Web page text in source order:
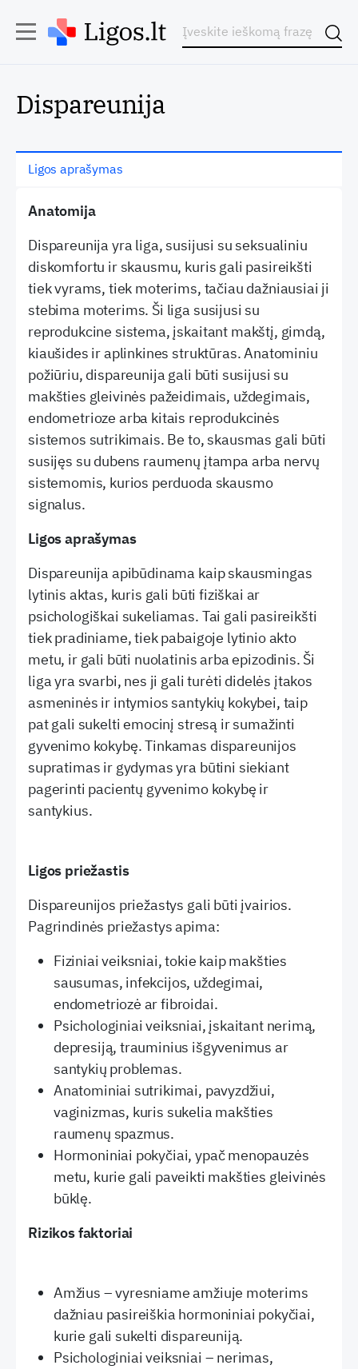
Dispareunija
Ligos aprašymas
Anatomija
Dispareunija yra liga, susijusi su seksualiniu
diskomfortu ir skausmu, kuris gali pasireikšti
tiek vyrams, tiek moterims, tačiau dažniausiai ji
stebima moterims. Ši liga susijusi su
reprodukcine sistema, įskaitant makštį, gimdą,
kiaušides ir aplinkines struktūras. Anatominiu
požiūriu, dispareunija gali būti susijusi su
makšties gleivinės pažeidimais, uždegimais,
endometrioze arba kitais reprodukcinės
sistemos sutrikimais. Be to, skausmas gali būti
susijęs su dubens raumenų įtampa arba nervų
sistemomis, kurios perduoda skausmo
signalus.
Ligos aprašymas
Dispareunija apibūdinama kaip skausmingas
lytinis aktas, kuris gali būti fiziškai ar
psichologiškai sukeliamas. Tai gali pasireikšti
tiek pradiniame, tiek pabaigoje lytinio akto
metu, ir gali būti nuolatinis arba epizodinis. Ši
liga yra svarbi, nes ji gali turėti didelės įtakos
asmeninės ir intymios santykių kokybei, taip
pat gali sukelti emocinį stresą ir sumažinti
gyvenimo kokybę. Tinkamas dispareunijos
supratimas ir gydymas yra būtini siekiant
pagerinti pacientų gyvenimo kokybę ir
santykius.
Ligos priežastis
Dispareunijos priežastys gali būti įvairios.
Pagrindinės priežastys apima:
Fiziniai veiksniai, tokie kaip makšties
sausumas, infekcijos, uždegimai,
endometriozė ar fibroidai.
Psichologiniai veiksniai, įskaitant nerimą,
depresiją, trauminius išgyvenimus ar
santykių problemas.
Anatominiai sutrikimai, pavyzdžiui,
vaginizmas, kuris sukelia makšties
raumenų spazmus.
Hormoniniai pokyčiai, ypač menopauzės
metu, kurie gali paveikti makšties gleivinės
būklę.
Rizikos faktoriai
Amžius – vyresniame amžiuje moterims
dažniau pasireiškia hormoniniai pokyčiai,
kurie gali sukelti dispareuniją.
Psichologiniai veiksniai – nerimas,